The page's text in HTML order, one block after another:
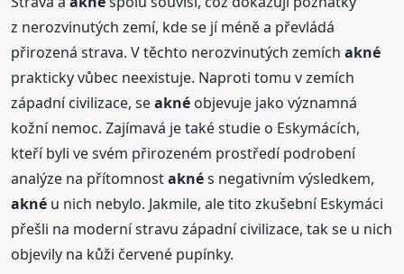
z nerozvinutých zemí, kde se jí méně a převládá
přirozená strava. V těchto nerozvinutých zemíchakné
prakticky vůbec neexistuje. Naproti tomu v zemích
západní civilizace, seakné objevuje jako významná
kožní nemoc. Zajímavá je také studie o Eskymácích,
kteří byli ve svém přirozeném prostředí podrobení
analýze na přítomnostaknés negativním výsledkem,
akné u nich nebylo. Jakmile, ale tito zkušební Eskymáci
přešli na moderní stravu západní civilizace, tak se u nich
objevily na kůži červené pupínky.